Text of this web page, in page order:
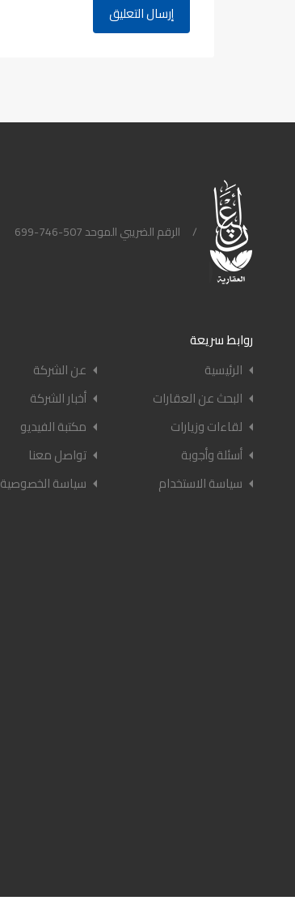
/ الرقم الضريبي الموحد 507-746-699
روابط سريعة
الرئيسية
عن الشركة
البحث عن العقارات
أخبار الشركة
لقاءات وزيارات
مكتبة الفيديو
أسئلة وأجوبة
تواصل معنا
سياسة الاستخدام
سياسة الخصوصية